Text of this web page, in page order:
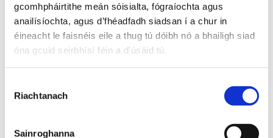
gcomhpháirtithe meán sóisialta, fógraíochta agus
anailísíochta, agus d’fhéadfadh siadsan í a chur in
éineacht le faisnéis eile a thug tú dóibh nó a bhailigh siad
óna gcuid seirbhísí féin a d'úsáid tú.
Toilithe
Riachtanach
Sainroghanna
An é sin an maicín a d’iompair mé trí ráithe?
Ochón, agus ochón ó.
Nó an é sin an maicín a rugadh ins an stábla?
Ochón, agus ochón ó.
.
Ochón, agus ochón ó.
Muise a mhicín mhúirneach, tá do bhéal ’s do shróinín
Ochón, agus ochón ó.